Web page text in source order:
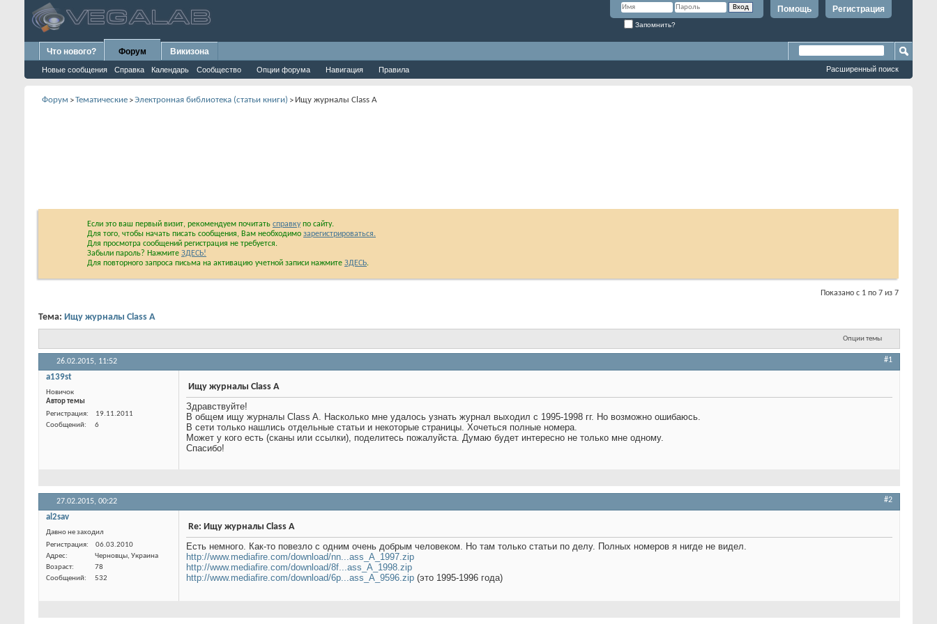
Регистрация
Помощь
Запомнить?
Что нового? Форум
Новые сообщения Справка Календарь Сообщество Опции форума Навигация Правила
Викизона
Расширенный поиск
Форум>Тематические>Электронная библиотека (статьи книги)>Ищу журналы Class A
Если это ваш первый визит, рекомендуем почитать справкупо сайту.
Для того, чтобы начать писать сообщения, Вам необходимо зарегистрироваться.
Для просмотра сообщений регистрация не требуется.
Забыли пароль? Нажмите ЗДЕСЬ!
Для повторного запроса письма на активацию учетной записи нажмите ЗДЕСЬ.
Показано с 1 по 7 из 7
Тема: Ищу журналы Class A
Опции темы
26.02.2015, 11:52 #1
Новичок
Регистрация
19.11.2011
Сообщений
Ищу журналы Class A
Здравствуйте!
В общем ищу журналы Class A. Насколько мне удалось узнать журнал выходил с 1995-1998 гг. Но возможно ошибаюсь.
В сети только нашлись отдельные статьи и некоторые страницы. Хочеться полные номера.
Может у кого есть (сканы или ссылки), поделитесь пожалуйста. Думаю будет интересно не только мне одному.
Спасибо!
27.02.2015, 00:22